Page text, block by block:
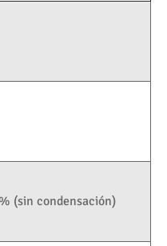
(sin condensación)